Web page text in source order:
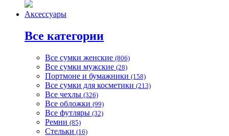
Аксессуары
Все категории
Все сумки женские (806)
Все сумки мужские (28)
Портмоне и бумажники (158)
Все сумки для косметики (213)
Все чехлы (326)
Все обложки (99)
Все футляры (32)
Ремни (85)
Стельки (16)